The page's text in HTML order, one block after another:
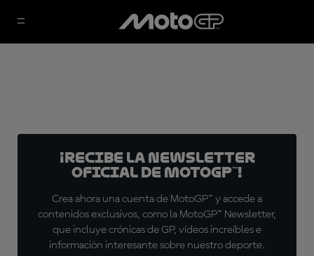
¡Recibe la Newsletter
oficial de MotoGP™!
Crea ahora una cuenta de MotoGP™ y accede a
contenidos exclusivos, como la MotoGP™ Newsletter,
que incluye crónicas de GP, vídeos increíbles e
información interesante sobre nuestro deporte.